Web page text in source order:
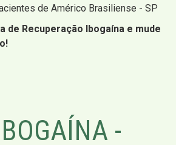
de Américo Brasiliense - SP
de Recuperação Ibogaína e mude
-